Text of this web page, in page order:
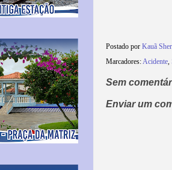
Postado por Kauã
Marcadores:Acidente,
Sem
Enviar um